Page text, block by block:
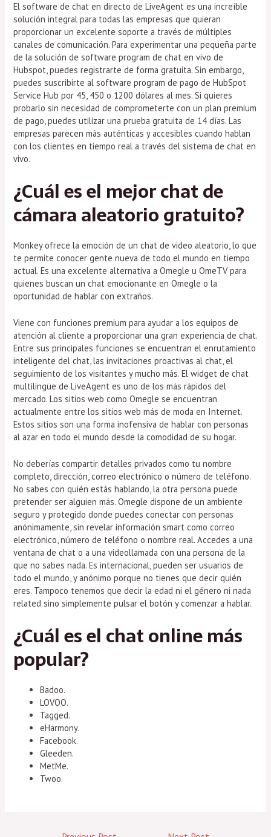
El software de chat en directo de LiveAgent es una increíble
solución integral para todas las empresas que quieran
proporcionar un excelente soporte a través de múltiples
canales de comunicación. Para experimentar una pequeña parte
de la solución de software program de chat en vivo de
Hubspot, puedes registrarte de forma gratuita. Sin embargo,
puedes suscribirte al software program de pago de HubSpot
Service Hub por 45, 450 o 1200 dólares al mes. Si quieres
probarlo sin necesidad de comprometerte con un plan premium
de pago, puedes utilizar una prueba gratuita de 14 días. Las
empresas parecen más auténticas y accesibles cuando hablan
con los clientes en tiempo real a través del sistema de chat en
vivo.
¿Cuál es el mejor chat de
cámara aleatorio gratuito?
Monkey ofrece la emoción de un chat de video aleatorio, lo que
te permite conocer gente nueva de todo el mundo en tiempo
actual. Es una excelente alternativa a Omegle u OmeTV para
quienes buscan un chat emocionante en Omegle o la
oportunidad de hablar con extraños.
Viene con funciones premium para ayudar a los equipos de
atención al cliente a proporcionar una gran experiencia de chat.
Entre sus principales funciones se encuentran el enrutamiento
inteligente del chat, las invitaciones proactivas al chat, el
seguimiento de los visitantes y mucho más. El widget de chat
multilingüe de LiveAgent es uno de los más rápidos del
mercado. Los sitios web como Omegle se encuentran
actualmente entre los sitios web más de moda en Internet.
Estos sitios son una forma inofensiva de hablar con personas
al azar en todo el mundo desde la comodidad de su hogar.
No deberías compartir detalles privados como tu nombre
completo, dirección, correo electrónico o número de teléfono.
No sabes con quién estás hablando, la otra persona puede
pretender ser alguien más. Omegle dispone de un ambiente
seguro y protegido donde puedes conectar con personas
anónimamente, sin revelar información smart como correo
electrónico, número de teléfono o nombre real. Accedes a una
ventana de chat o a una videollamada con una persona de la
que no sabes nada. Es internacional, pueden ser usuarios de
todo el mundo, y anónimo porque no tienes que decir quién
eres. Tampoco tenemos que decir la edad ni el género ni nada
related sino simplemente pulsar el botón y comenzar a hablar.
¿Cuál es el chat online más
popular?
Badoo.
LOVOO.
Tagged.
eHarmony.
Facebook.
Gleeden.
MetMe.
Twoo.